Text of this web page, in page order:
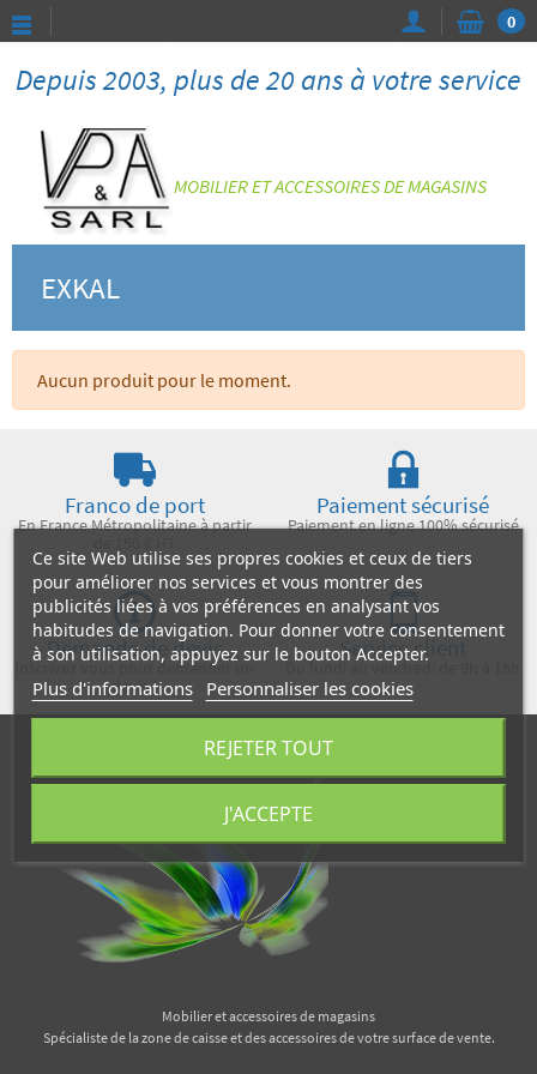
Depuis 2003, plus de 20 ans à votre service
0
MOBILIER ET ACCESSOIRES DE MAGASINS
EXKAL
Aucun produit pour le moment.
Franco de port
En France Métropolitaine à partir
Paiement sécurisé
Paiement en ligne 100% sécurisé
Demande de devis
Inscrivez vous pour demander un
devis !
Service client
Du lundi au vendredi de 9h à 18h
Mobilier et accessoires de magasins
Spécialiste de la zone de caisse et des accessoires de votre surface de vente.
Ce site Web utilise ses propres cookies et ceux de tiers
pour améliorer nos services et vous montrer des
publicités liées à vos préférences en analysant vos
habitudes de navigation. Pour donner votre consentement
à son utilisation, appuyez sur le bouton Accepter.
Plus d'informations Personnaliser les cookies
REJETER TOUT
J'ACCEPTE